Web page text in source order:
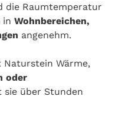
die Raumtemperatur
in Wohnbereichen,
angenehm.
Naturstein Wärme,
oder
sie über Stunden